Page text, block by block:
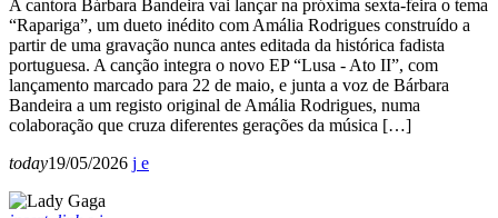
A cantora Bárbara Bandeira vai lançar na próxima sexta-feira o tema
“Rapariga”, um dueto inédito com Amália Rodrigues construído a
partir de uma gravação nunca antes editada da histórica fadista
portuguesa. A canção integra o novo EP “Lusa - Ato II”, com
lançamento marcado para 22 de maio, e junta a voz de Bárbara
Bandeira a um registo original de Amália Rodrigues, numa
colaboração que cruza diferentes gerações da música […]
today19/05/2026